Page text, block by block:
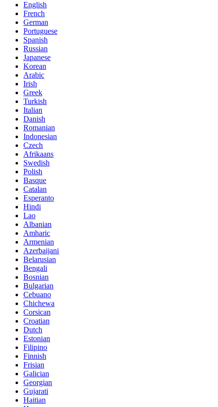
English
French
German
Portuguese
Spanish
Russian
Japanese
Korean
Arabic
Irish
Greek
Turkish
Italian
Danish
Romanian
Indonesian
Czech
Afrikaans
Swedish
Polish
Basque
Catalan
Esperanto
Hindi
Lao
Albanian
Amharic
Armenian
Azerbaijani
Belarusian
Bengali
Bosnian
Bulgarian
Cebuano
Chichewa
Corsican
Croatian
Dutch
Estonian
Filipino
Finnish
Frisian
Galician
Georgian
Gujarati
Haitian